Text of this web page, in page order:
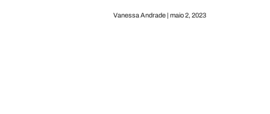
Vanessa Andrade maio 2, 2023